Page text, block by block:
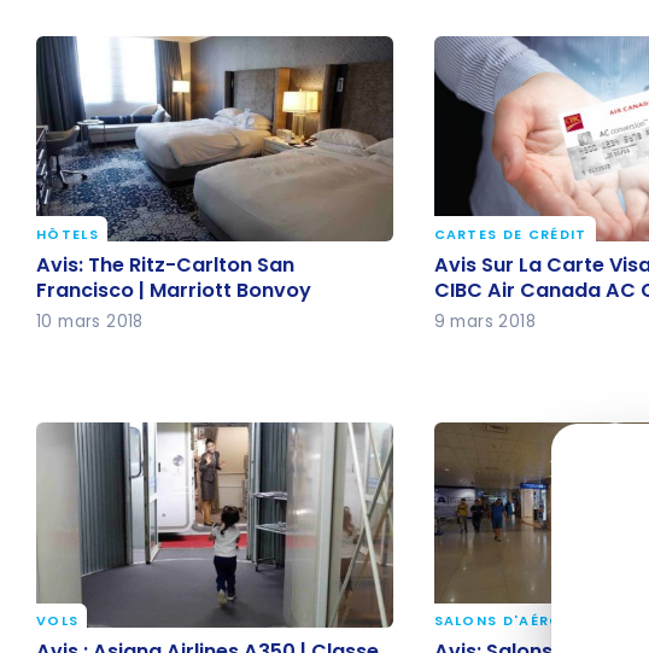
Avis: The Ritz-Carlton San
Francisco | Marriott Bonvoy
HÔTELS
Avis: The Ritz-Carlton San
Francisco | Marriott Bonvoy
10 mars 2018
Avis Sur La Carte
CIBC Air Canada AC
CARTES DE CRÉDIT
Avis Sur La Carte
CIBC Air Canada AC
9 mars 2018
Avis : Asiana Airlines A350 | Classe
VOLS
Avis: Salons Orchid
SALONS D'AÉROPORTS